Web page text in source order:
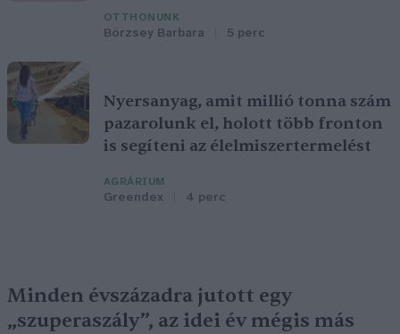
OTTHONUNK
Börzsey Barbara 5 perc
Nyersanyag, amit millió tonna szám
pazarolunk el, holott több fronton
is segíteni az élelmiszertermelést
AGRÁRIUM
Greendex 4 perc
Minden évszázadra jutott egy
„szuperaszály”, az idei év mégis más